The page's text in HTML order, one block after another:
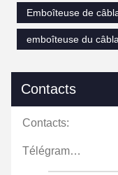
Emboîteuse de
emboîteuse du
Contacts
Contacts:
Télégramme: